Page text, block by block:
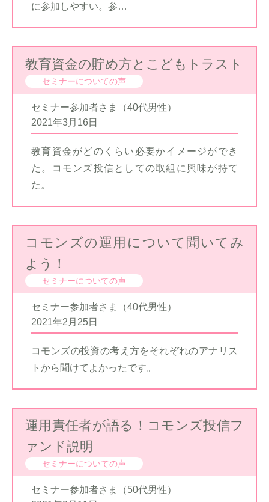
に参加しやすい。参…
教育資金の貯め方とこどもトラスト
セミナーについての声
セミナー参加者さま（40代男性）
2021年3月16日
教育資金がどのくらい必要かイメージができ
た。コモンズ投信としての取組に興味が持て
た。
コモンズの運用について聞いてみ
よう！
セミナーについての声
セミナー参加者さま（40代男性）
2021年2月25日
コモンズの投資の考え方をそれぞれのアナリス
トから聞けてよかったです。
運用責任者が語る！コモンズ投信フ
ァンド説明
セミナーについての声
セミナー参加者さま（50代男性）